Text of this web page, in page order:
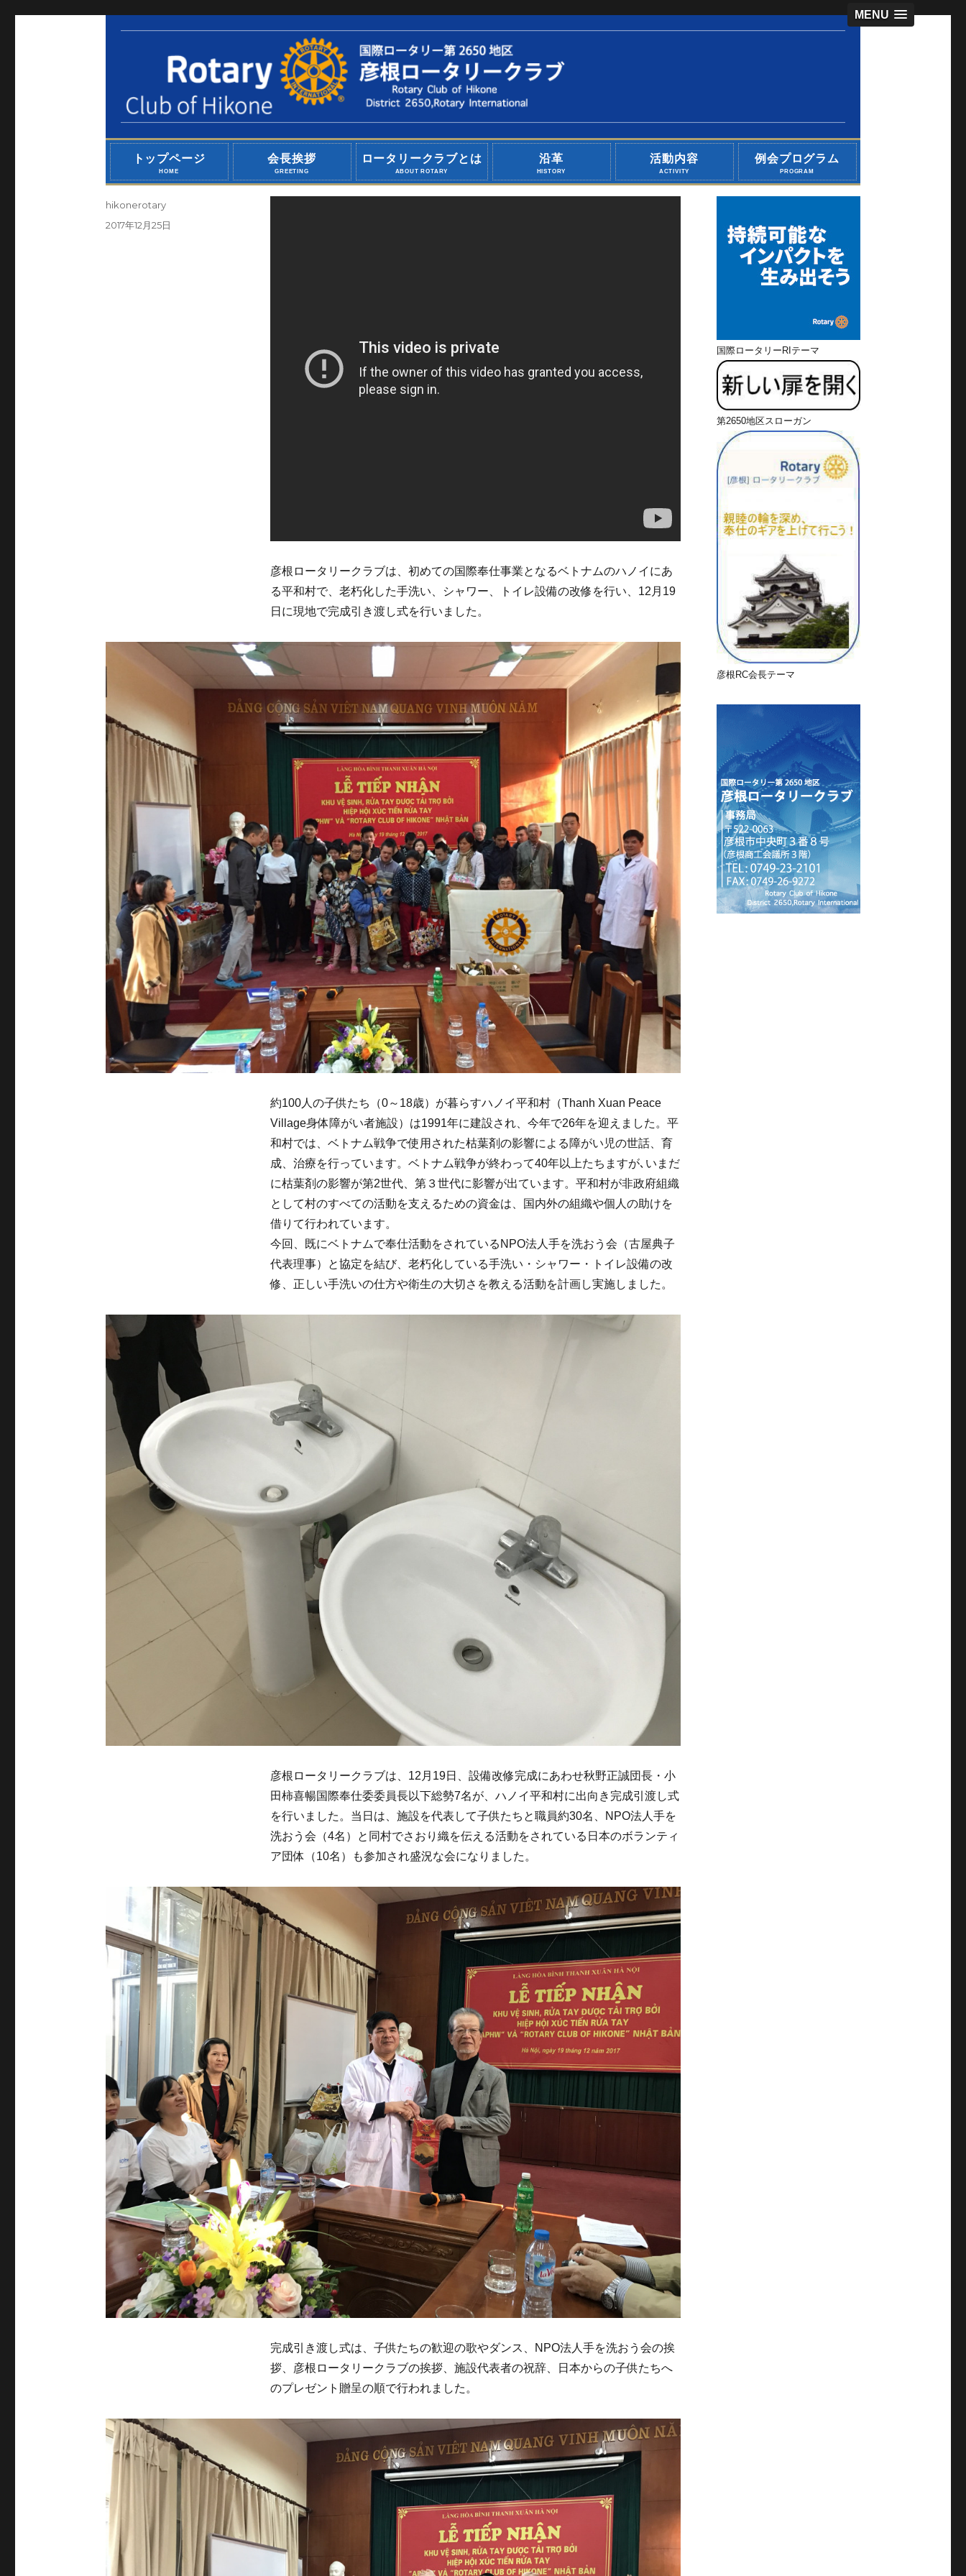
MENU
トップページ
HOME
会長挨拶
GREETING
ロータリークラブとは
ABOUT ROTARY
沿革
HISTORY
活動内容
ACTIVITY
例会プログラム
PROGRAM
彦根ロータリークラブは、初めての国際奉仕事業となるベトナムのハノイにあ
る平和村で、老朽化した手洗い、シャワー、トイレ設備の改修を行い、12月19
日に現地で完成引き渡し式を行いました。
約100人の子供たち（0～18歳）が暮らすハノイ平和村（Thanh Xuan Peace
Village身体障がい者施設）は1991年に建設され、今年で26年を迎えました。平
和村では、ベトナム戦争で使用された枯葉剤の影響による障がい児の世話、育
成、治療を行っています。ベトナム戦争が終わって40年以上たちますが､いまだ
に枯葉剤の影響が第2世代、第３世代に影響が出ています。平和村が非政府組織
として村のすべての活動を支えるための資金は、国内外の組織や個人の助けを
借りて行われています。
今回、既にベトナムで奉仕活動をされているNPO法人手を洗おう会（古屋典子
代表理事）と協定を結び、老朽化している手洗い・シャワー・トイレ設備の改
修、正しい手洗いの仕方や衛生の大切さを教える活動を計画し実施しました。
彦根ロータリークラブは、12月19日、設備改修完成にあわせ秋野正誠団長・小
田柿喜暢国際奉仕委委員長以下総勢7名が、ハノイ平和村に出向き完成引渡し式
を行いました。当日は、施設を代表して子供たちと職員約30名、NPO法人手を
洗おう会（4名）と同村でさおり織を伝える活動をされている日本のボランティ
ア団体（10名）も参加され盛況な会になりました。
完成引き渡し式は、子供たちの歓迎の歌やダンス、NPO法人手を洗おう会の挨
拶、彦根ロータリークラブの挨拶、施設代表者の祝辞、日本からの子供たちへ
のプレゼント贈呈の順で行われました。
投
hikonerotary
投
2017年12月25日
国際ロータリーRIテーマ
第2650地区スローガン
彦根RC会長テーマ